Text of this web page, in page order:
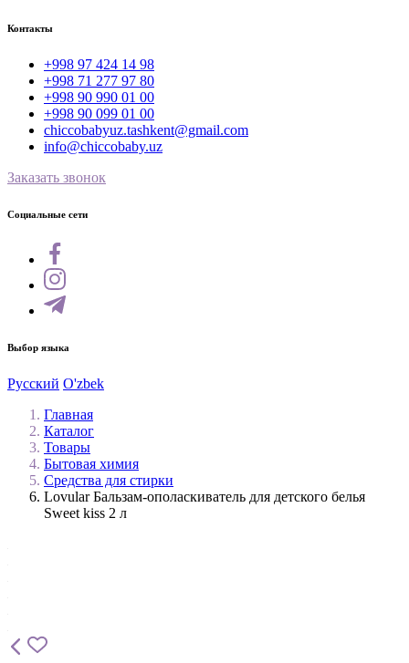
Контакты
+998 97 424 14 98
+998 71 277 97 80
+998 90 990 01 00
+998 90 099 01 00
chiccobabyuz.tashkent@gmail.com
info@chiccobaby.uz
Заказать звонок
Социальные сети
Выбор языка
Русский O'zbek
Главная
Каталог
Товары
Бытовая химия
Средства для стирки
Lovular Бальзам-ополаскиватель для детского белья
Sweet kiss 2 л